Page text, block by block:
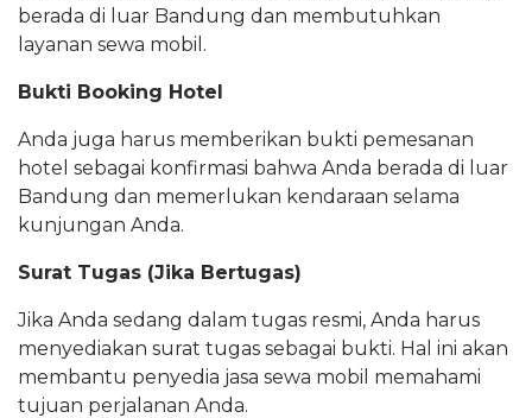
berada di luar Bandung dan membutuhkan
layanan sewa mobil.
Bukti Booking Hotel
Anda juga harus memberikan bukti pemesanan
hotel sebagai konfirmasi bahwa Anda berada di luar
Bandung dan memerlukan kendaraan selama
kunjungan Anda.
Surat Tugas (Jika Bertugas)
Jika Anda sedang dalam tugas resmi, Anda harus
menyediakan surat tugas sebagai bukti. Hal ini akan
membantu penyedia jasa sewa mobil memahami
tujuan perjalanan Anda.